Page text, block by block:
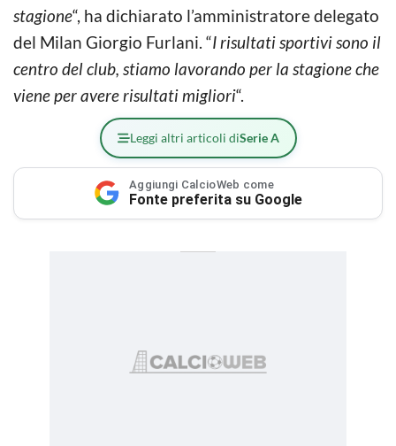
stagione“, ha dichiarato l’amministratore delegato
del Milan Giorgio Furlani. “I risultati sportivi sono il
centro del club, stiamo lavorando per la stagione che
viene per avere risultati migliori“.
Leggi altri articoli diSerie A
Aggiungi CalcioWeb come
Fonte preferita su Google